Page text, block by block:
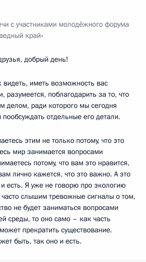
с участниками молодёжного форума
край»
добрый день!
видеть, иметь возможность вас
разумеется, поблагодарить за то, что
делом, ради которого мы сегодня
отдельные его детали.
этим не только потому, что это
мир занимается вопросами
потому, что вам это нравится,
лично кажется, что это важно. А это
есть. Я уже не говорю про экологию
слышим тревожные сигналы о том,
не будет заниматься вопросами
среды, то оно само – как часть
прекратить существование.
быть, так оно и есть.